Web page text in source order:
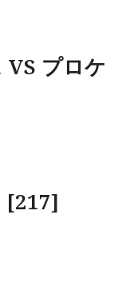
VS プロケ
[217]